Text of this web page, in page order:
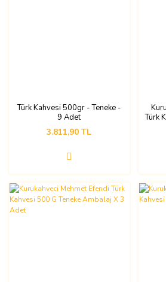
Türk Kahvesi 500gr - Teneke -
9 Adet
3.811,90 TL
Türk